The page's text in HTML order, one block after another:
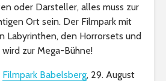
oder Darsteller, alles muss zur
Ort sein. Der Filmpark mit
Labyrinthen, den Horrorsets und
zur Mega-Bühne!
Filmpark Babelsberg, 29. August